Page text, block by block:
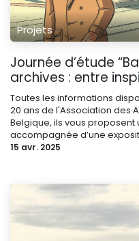
Projets
Journée d’étude
archives : entre
Toutes les informations
20 ans de l'Association des
Belgique, ils vous proposent
accompagnée d’une
15 avr. 2025